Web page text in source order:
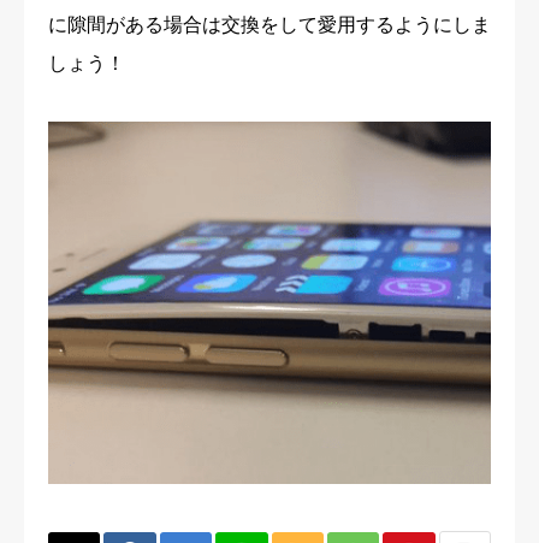
に隙間がある場合は交換をして愛用するようにしま
しょう！